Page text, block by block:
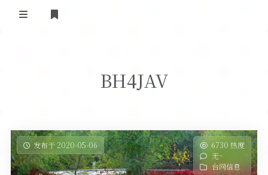
关于黄河
黄河使命
政策法规
活动竞赛
无线电资料
BA4II
器材专区
BH4JAV
发布于 2020-05-06
6730 热度
无~
台网信息